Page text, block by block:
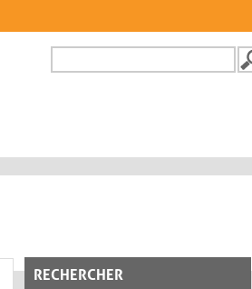
FORMULAIRE DE
RECHERCHER